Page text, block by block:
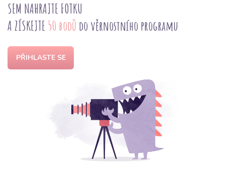
SEM NAHRAJTE FOTKU
A ZÍSKEJTE 50 bodů do věrnostního programu
PŘIHLASTE SE